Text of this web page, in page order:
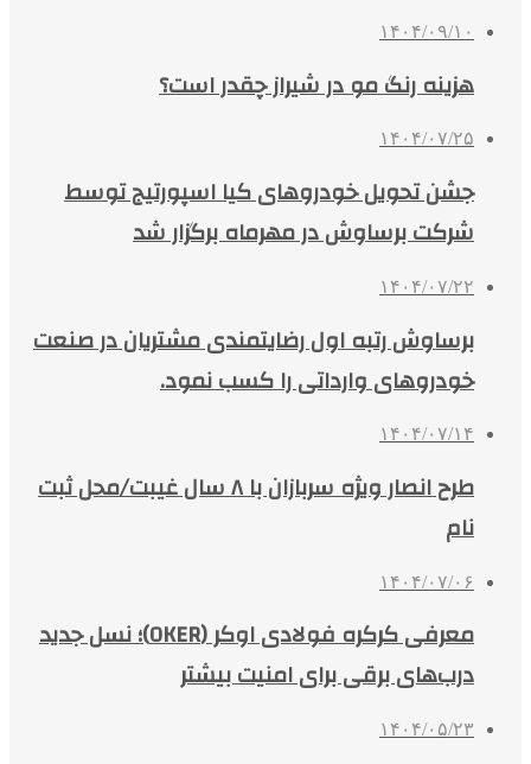
۱۴۰۴/۰۹/۱۰
هزینه رنگ مو در شیراز چقدر است؟
۱۴۰۴/۰۷/۲۵
جشن تحویل خودروهای کیا اسپورتیج توسط
شرکت برساوش در مهرماه برگزار شد
۱۴۰۴/۰۷/۲۲
برساوش رتبه اول رضایتمندی مشتریان در صنعت
خودروهای وارداتی را کسب نمود.
۱۴۰۴/۰۷/۱۴
طرح انصار ویژه سربازان با ۸ سال غیبت/محل ثبت
نام
۱۴۰۴/۰۷/۰۶
معرفی کرکره فولادی اوکر (OKER)؛ نسل جدید
درب‌های برقی برای امنیت بیشتر
۱۴۰۴/۰۵/۲۳